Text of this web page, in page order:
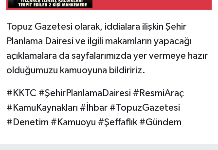
Topuz Gazetesi olarak, iddialara ilişkin Şehir
Planlama Dairesi ve ilgili makamların yapacağı
açıklamalara da sayfalarımızda yer vermeye hazır
olduğumuzu kamuoyuna bildiririz.
#KKTC #ŞehirPlanlamaDairesi #ResmiAraç
#KamuKaynakları #İhbar #TopuzGazetesi
#Denetim #Kamuoyu #Şeffaflık #Gündem